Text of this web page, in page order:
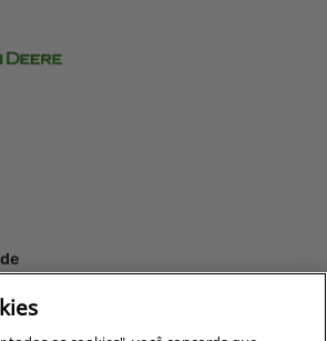
00.970.771/0001-01